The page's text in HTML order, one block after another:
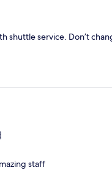
shuttle service. Don’t
staff